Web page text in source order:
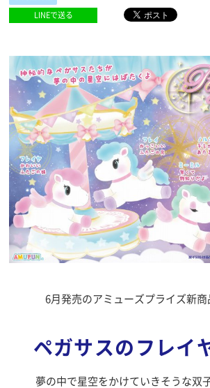
LINEで送る
6月発売のアミューズプライズ新商
ペガサスのフレイ
夢の中で星空をかけていきそうな双